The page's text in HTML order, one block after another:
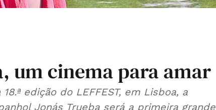
um cinema para amar
edição do LEFFEST, em Lisboa, a
Jonás Trueba será a primeira grande